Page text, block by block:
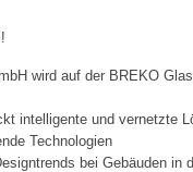
wird auf der BREKO
intelligente und vernetzte
Technologien
bei Gebäuden in